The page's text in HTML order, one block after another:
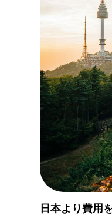
日本より費用